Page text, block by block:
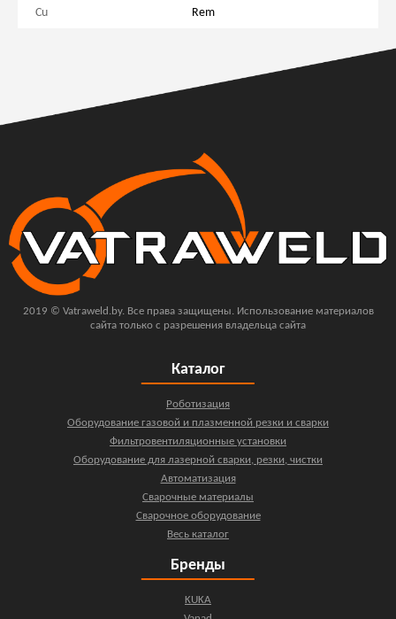
Cu Rem
2019 © Vatraweld.by. Все права защищены. Использование материалов
сайта только с разрешения владельца сайта
Каталог
Роботизация
Оборудование газовой и плазменной резки и сварки
Фильтровентиляционные установки
Оборудование для лазерной сварки, резки, чистки
Автоматизация
Сварочные материалы
Сварочное оборудование
Весь каталог
Бренды
KUKA